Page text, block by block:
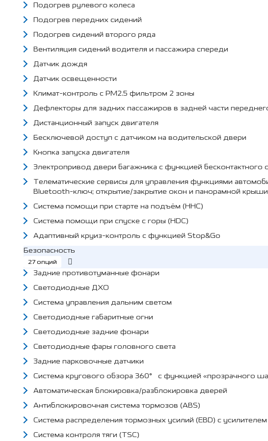
Подогрев рулевого колеса
Подогрев передних сидений
Подогрев сидений второго ряда
Вентиляция сидений водителя и пассажира спереди
Датчик дождя
Датчик освещенности
Климат-контроль с PM2.5 фильтром 2 зоны
Дефлекторы для задних пассажиров в задней части
Дистанционный запуск двигателя
Бесключевой доступ с датчиком на водительской двери
Кнопка запуска двигателя
Электропривод двери багажника с функцией бесконтактного
Телематические сервисы для управления функциями
Bluetooth-ключ; открытие/закрытие окон и панорамной
Система помощи при старте на подъём (HHC)
Система помощи при спуске с горы (HDC)
Адаптивный круиз-контроль с функцией Stop&Go
Безопасность
27 опций
Задние противотуманные фонари
Светодиодные ДХО
Система управления дальним светом
Светодиодные габаритные огни
Светодиодные задние фонари
Светодиодные фары головного света
Задние парковочные датчики
Система кругового обзора 360° с функцией «прозрачного
Автоматическая блокировка/разблокировка дверей
Антиблокировочная система тормозов (ABS)
Система распределения тормозных усилий (EBD) с
Система контроля тяги (TSC)